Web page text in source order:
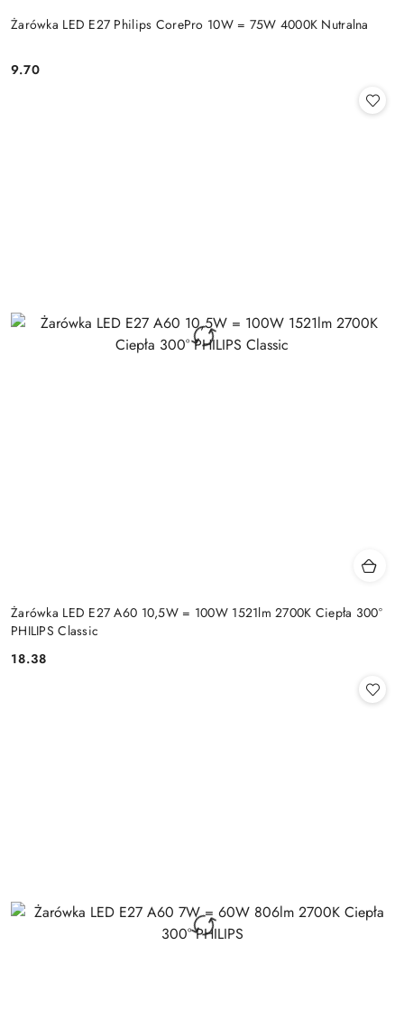
Żarówka LED E27 Philips CorePro 10W = 75W 4000K Nutralna
Cena:
9.70
Żarówka LED E27 A60 10,5W = 100W 1521lm 2700K Ciepła 300°
PHILIPS Classic
Cena:
18.38